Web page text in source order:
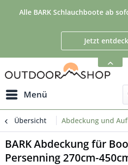
Alle BARK Schlauchboote ab
Jetzt
Menü
Übersicht Abdeckung und
BARK Abdeckung für
Persenning 270cm-